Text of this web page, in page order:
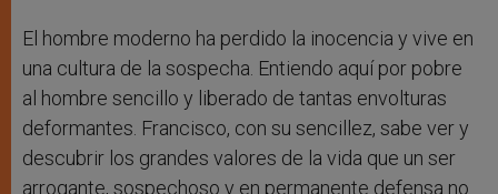
El hombre moderno ha perdido la inocencia y vive en
una cultura de la sospecha. Entiendo aquí por pobre
al hombre sencillo y liberado de tantas envolturas
deformantes. Francisco, con su sencillez, sabe ver y
descubrir los grandes valores de la vida que un ser
arrogante, sospechoso y en permanente defensa no